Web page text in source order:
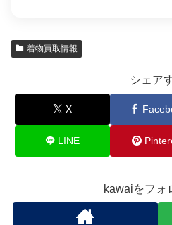
着物買取情報
シェア
X
LINE
kawaiをフォ